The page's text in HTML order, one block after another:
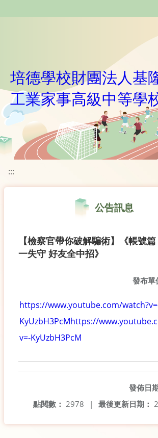
培德學校財團法人基
工業家事高級中等學
:::
公告訊息
【檢察官帶你破解騙術】《帳號
一失守 好友全中招》
發布單
https://www.youtube.com/
KyUzbH3PcMhttps://
v=-KyUzbH3PcM
發佈日
最後更新日期：
點閱數： 2978 |